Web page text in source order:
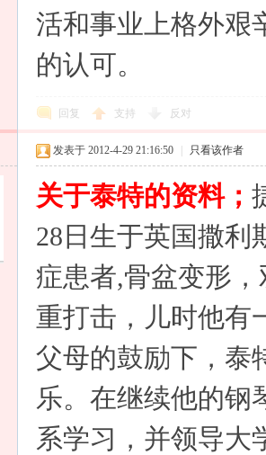
活和事业上格外艰
的认可。
回复 支持 反对
发表于 2012-4-29 21:16:50 只看该作者
关于泰特的资料；
28 日 生于英国撒利
症患者,骨盆变形
重打击，儿时他有
父母的鼓励下，泰
乐。在继续他的钢
系学习，并领导大